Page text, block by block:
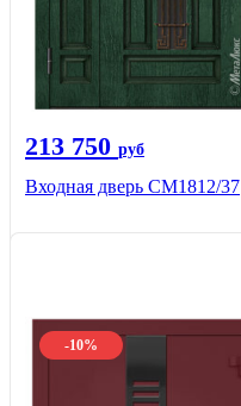
213 750 руб
Входная дверь СМ1812/37
-10%